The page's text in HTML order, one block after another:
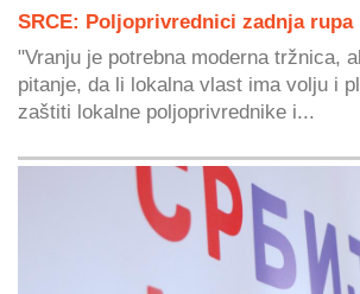
SRCE: Poljoprivrednici zadnja
"Vranju je potrebna moderna tržnica,
pitanje, da li lokalna vlast ima volju i
zaštiti lokalne poljoprivrednike i...